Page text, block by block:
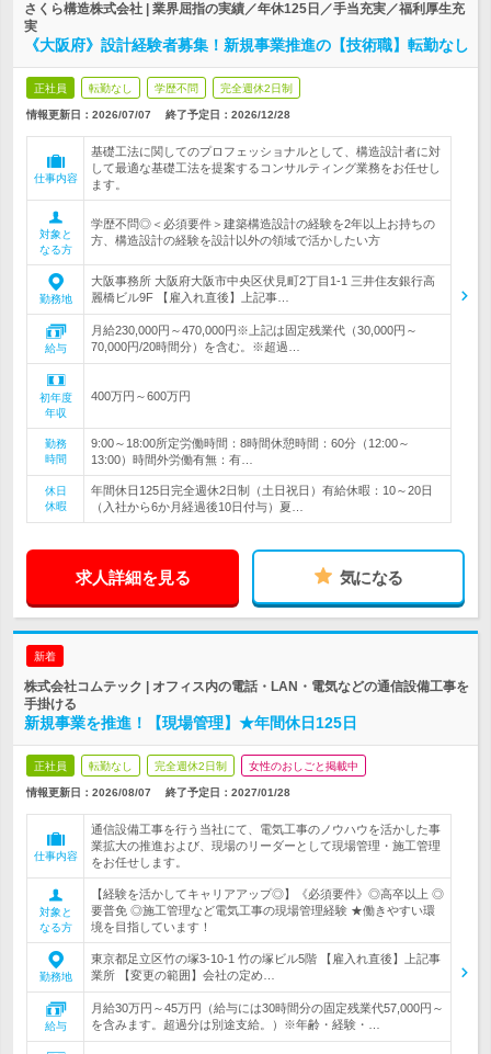
さくら構造株式会社 | 業界屈指の実績／年休125日／手当充実／福利厚生充
実
《大阪府》設計経験者募集！新規事業推進の【技術職】転勤なし
正社員 転勤なし 学歴不問 完全週休2日制
情報更新日：2026/07/07 終了予定日： 2026/12/28
仕事内容
基礎工法に関してのプロフェッショナルとして、構造設計者に対
して最適な基礎工法を提案するコンサルティング業務をお任せし
ます。
対象と
なる方
学歴不問◎＜必須要件＞建築構造設計の経験を2年以上お持ちの
方、構造設計の経験を設計以外の領域で活かしたい方
勤務地
大阪事務所 大阪府大阪市中央区伏見町2丁目1-1 三井住友銀行高
麗橋ビル9F 【雇入れ直後】上記事…
給与
月給230,000円～470,000円※上記は固定残業代（30,000円～
70,000円/20時間分）を含む。※超過…
初年度
年収
400万円～600万円
勤務
時間
9:00～18:00所定労働時間：8時間休憩時間：60分（12:00～
13:00）時間外労働有無：有…
休日
休暇
年間休日125日完全週休2日制（土日祝日）有給休暇：10～20日
（入社から6か月経過後10日付与）夏…
求人詳細を見る 気になる
新着
株式会社コムテック | オフィス内の電話・LAN・電気などの通信設備工事を
手掛ける
新規事業を推進！【現場管理】★年間休日125日
正社員 転勤なし 完全週休2日制 女性のおしごと掲載中
情報更新日：2026/08/07 終了予定日： 2027/01/28
仕事内容
通信設備工事を行う当社にて、電気工事のノウハウを活かした事
業拡大の推進および、現場のリーダーとして現場管理・施工管理
をお任せします。
対象と
なる方
【経験を活かしてキャリアアップ◎】《必須要件》◎高卒以上 ◎
要普免 ◎施工管理など電気工事の現場管理経験 ★働きやすい環
境を目指しています！
勤務地
東京都足立区竹の塚3-10-1 竹の塚ビル5階 【雇入れ直後】上記事
業所 【変更の範囲】会社の定め…
給与
月給30万円～45万円（給与には30時間分の固定残業代57,000円～
を含みます。超過分は別途支給。）※年齢・経験・…